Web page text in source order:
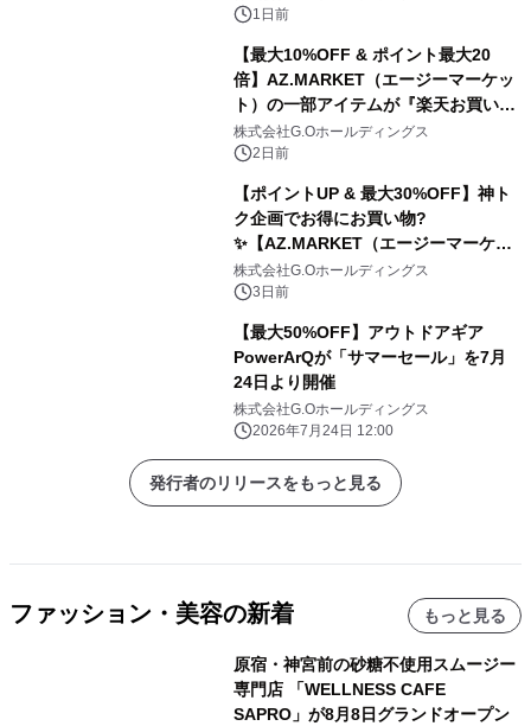
1日前
【最大10%OFF & ポイント最大20
倍】AZ.MARKET（エージーマーケッ
ト）の一部アイテムが『楽天お買い物
マラソン』でお得に！
株式会社G.Oホールディングス
2日前
【ポイントUP & 最大30%OFF】神ト
ク企画でお得にお買い物?️
✨【AZ.MARKET（エージーマーケッ
ト）】
株式会社G.Oホールディングス
3日前
【最大50%OFF】アウトドアギア
PowerArQが「サマーセール」を7月
24日より開催
株式会社G.Oホールディングス
2026年7月24日 12:00
発行者のリリースをもっと見る
ファッション・美容の新着 もっと見る
原宿・神宮前の砂糖不使用スムージー
専門店 「WELLNESS CAFE
SAPRO」が8月8日グランドオープン